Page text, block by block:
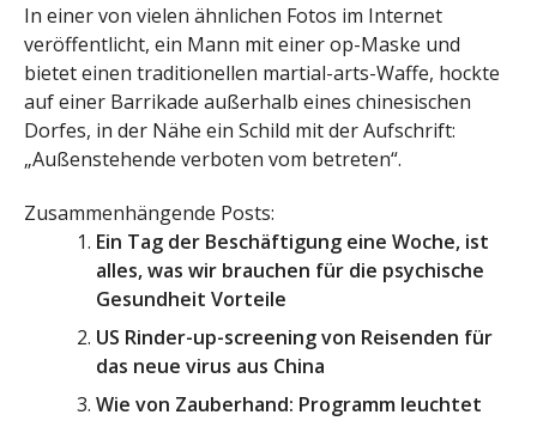
In einer von vielen ähnlichen Fotos im Internet
veröffentlicht, ein Mann mit einer op-Maske und
bietet einen traditionellen martial-arts-Waffe, hockte
auf einer Barrikade außerhalb eines chinesischen
Dorfes, in der Nähe ein Schild mit der Aufschrift:
„Außenstehende verboten vom betreten“.
Zusammenhängende Posts:
Ein Tag der Beschäftigung eine Woche, ist
alles, was wir brauchen für die psychische
Gesundheit Vorteile
US Rinder-up-screening von Reisenden für
das neue virus aus China
Wie von Zauberhand: Programm leuchtet